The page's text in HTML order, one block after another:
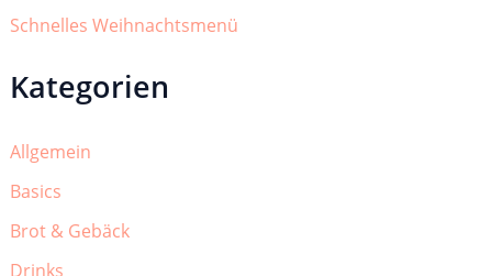
Schnelles Weihnachtsmenü
Kategorien
Allgemein
Basics
Brot & Gebäck
Drinks